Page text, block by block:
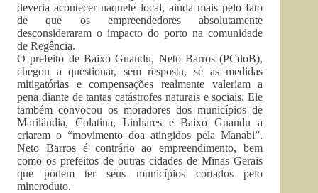
deveria acontecer naquele local, ainda mais pelo fato
de que os empreendedores absolutamente
desconsideraram o impacto do porto na comunidade
de Regência.
O prefeito de Baixo Guandu, Neto Barros (PCdoB),
chegou a questionar, sem resposta, se as medidas
mitigatórias e compensações realmente valeriam a
pena diante de tantas catástrofes naturais e sociais. Ele
também convocou os moradores dos municípios de
Marilândia, Colatina, Linhares e Baixo Guandu a
criarem o “movimento doa atingidos pela Manabi”.
Neto Barros é contrário ao empreendimento, bem
como os prefeitos de outras cidades de Minas Gerais
que podem ter seus municípios cortados pelo
mineroduto.